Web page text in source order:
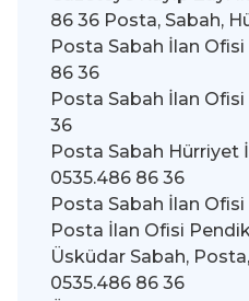
86 36 Posta, Sabah,
Posta Sabah İlan
86 36
Posta Sabah İlan
36
Posta Sabah Hürriyet
0535.486 86 36
Posta Sabah İlan
Posta İlan Ofisi
Üsküdar Sabah,
0535.486 86 36